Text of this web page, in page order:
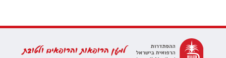
למען הרופאות והרופאים ולטובת